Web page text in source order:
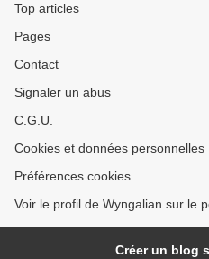
Top articles
Pages
Contact
Signaler un abus
C.G.U.
Cookies et données personnelles
Préférences cookies
Voir le profil de Wyngalian sur le
Créer un blog